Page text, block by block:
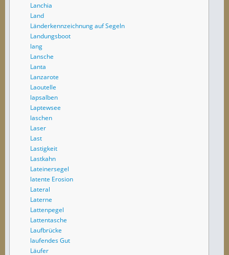
Lanchia
Land
Länderkennzeichnung auf Segeln
Landungsboot
lang
Lansche
Lanta
Lanzarote
Laoutelle
lapsalben
Laptewsee
laschen
Laser
Last
Lastigkeit
Lastkahn
Lateinersegel
latente Erosion
Lateral
Laterne
Lattenpegel
Lattentasche
Laufbrücke
laufendes Gut
Läufer